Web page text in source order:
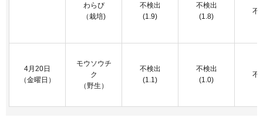
わらび
（栽培)
不検出
(1.9)
不検出
(1.8)
不
4月20日
（金曜日）
モウソウチ
ク
（野生）
不検出
(1.1)
不検出
(1.0)
不